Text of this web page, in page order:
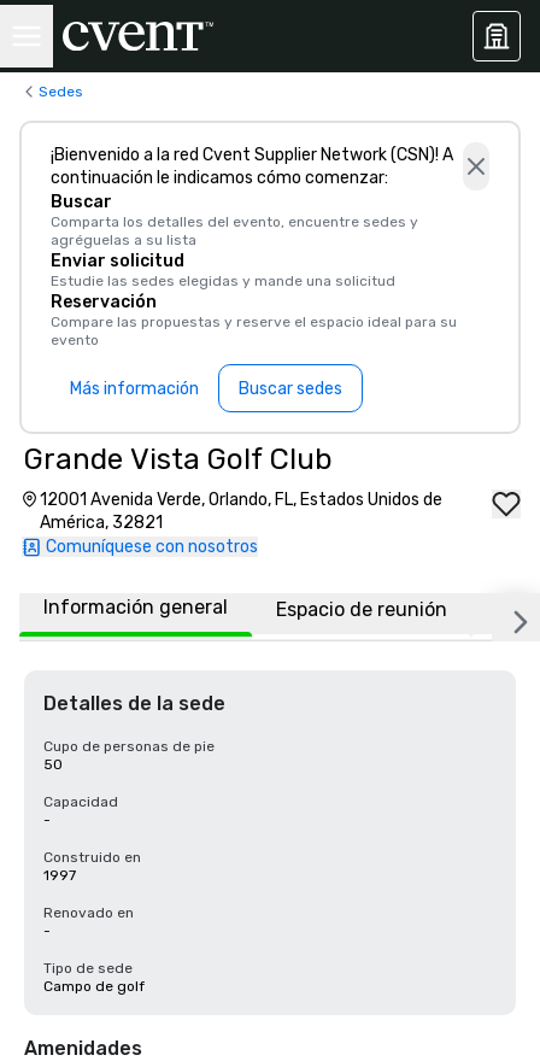
Sedes
¡Bienvenido a la red Cvent Supplier Network (CSN)! A
continuación le indicamos cómo comenzar:
Buscar
Comparta los detalles del evento, encuentre sedes y
agréguelas a su lista
Enviar solicitud
Estudie las sedes elegidas y mande una solicitud
Reservación
Compare las propuestas y reserve el espacio ideal para su
evento
Más información Buscar sedes
Grande Vista Golf Club
12001 Avenida Verde, Orlando, FL, Estados Unidos de
América, 32821
Comuníquese con nosotros
Información general Espacio de reunión
Detalles de la sede
Cupo de personas de pie
50
Capacidad
-
Construido en
1997
Renovado en
-
Tipo de sede
Campo de golf
Amenidades